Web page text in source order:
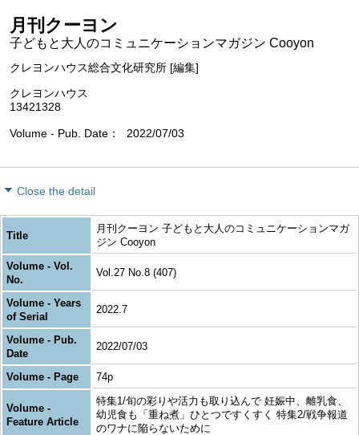
月刊クーヨン
子どもと大人のコミュニケーションマガジン Cooyon
クレヨンハウス総合文化研究所 [編集]
クレヨンハウス
13421328
Volume - Pub. Date 2022/07/03
Close the detail
Title
月刊クーヨン 子どもと大人のコミュニケーションマガ
ジン Cooyon
Volume - Vol.
No.
Vol.27 No.8 (407)
Volume - Years
of Serial
2022.7
Volume - Pub.
Date
2022/07/03
Volume - Page 74p
Volume -
Feature Article
特集1/旬の彩りや活力も取り込んで 妊娠中、離乳食、
幼児食も「重ね煮」ひとつですくすく 特集2/戦争報道
のワナに陥らないために